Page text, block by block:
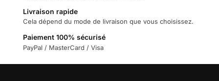
Livraison rapide
Cela dépend du mode de livraison que vous choisissez.
Paiement 100% sécurisé
PayPal / MasterCard / Visa